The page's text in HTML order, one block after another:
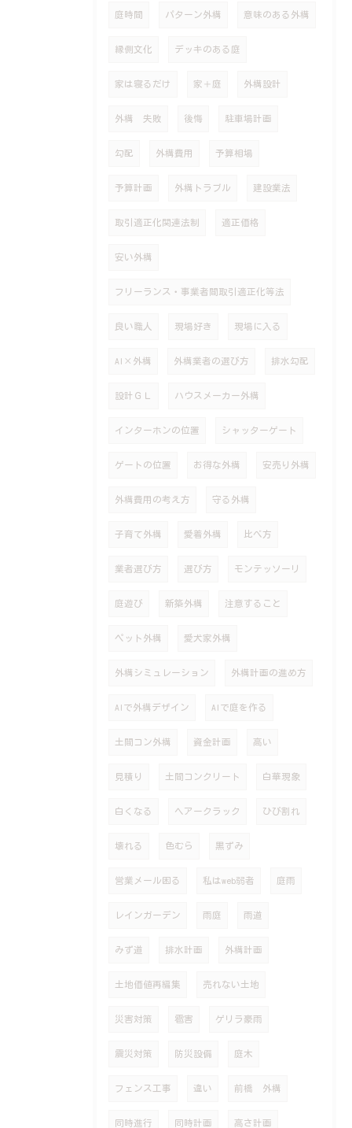
庭時間 パターン外構 意味のある外構
縁側文化 デッキのある庭
家は寝るだけ 家＋庭 外構設計
外構 失敗 後悔 駐車場計画
勾配 外構費用 予算相場
予算計画 外構トラブル 建設業法
取引適正化関連法制 適正価格
安い外構
フリーランス・事業者間取引適正化等法
良い職人 現場好き 現場に入る
AI×外構 外構業者の選び方 排水勾配
設計ＧＬ ハウスメーカー外構
インターホンの位置 シャッターゲート
ゲートの位置 お得な外構 安売り外構
外構費用の考え方 守る外構
子育て外構 愛着外構 比べ方
業者選び方 選び方 モンテッソーリ
庭遊び 新築外構 注意すること
ペット外構 愛犬家外構
外構シミュレーション 外構計画の進め方
AIで外構デザイン AIで庭を作る
土間コン外構 資金計画 高い
見積り 土間コンクリート 白華現象
白くなる ヘアークラック ひび割れ
壊れる 色むら 黒ずみ
営業メール困る 私はweb弱者 庭雨
レインガーデン 雨庭 雨道
みず道 排水計画 外構計画
土地価値再編集 売れない土地
災害対策 雹害 ゲリラ豪雨
震災対策 防災設備 庭木
フェンス工事 違い 前橋 外構
同時進行 同時計画 高さ計画